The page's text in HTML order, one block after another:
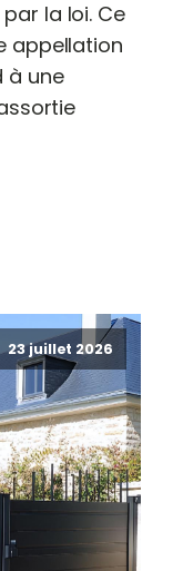
la loi. Ce
appellation
à une
23 juillet 2026